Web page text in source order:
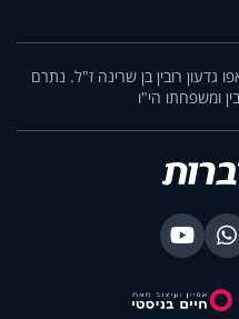
רובין בן שרינה ז"ל. נתרם
ומשפחתו הי"ו